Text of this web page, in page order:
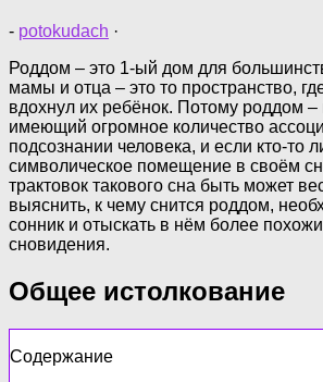
- potokudach ·
Роддом – это 1-ый дом для
мамы и отца – это то пространство,
вдохнул их ребёнок. Потому роддом
имеющий огромное количество
подсознании человека, и если кто-то
символическое помещение в своём
трактовок такового сна быть может
выяснить, к чему снится роддом,
сонник и отыскать в нём более
сновидения.
Общее истолкование
Содержание